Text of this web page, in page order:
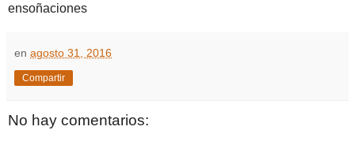
ensoñaciones
en agosto 31, 2016
Compartir
No hay comentarios: